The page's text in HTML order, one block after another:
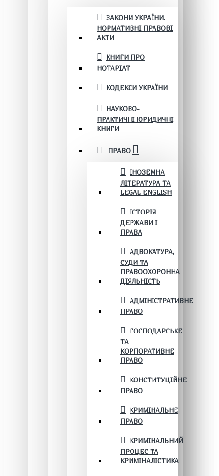
ЗАКОНИ УКРАЇНИ.
НОРМАТИВНІ ПРАВОВІ
АКТИ
КНИГИ ПРО
НОТАРІАТ
КОДЕКСИ УКРАЇНИ
НАУКОВО-
ПРАКТИЧНІ ЮРИДИЧНІ
КНИГИ
ПРАВО
ІНОЗЕМНА
ЛІТЕРАТУРА ТА
LEGAL ENGLISH
ІСТОРІЯ
ДЕРЖАВИ І
ПРАВА
АДВОКАТУРА,
СУДИ ТА
ПРАВООХОРОННА
ДІЯЛЬНІСТЬ
АДМІНІСТРАТИВНЕ
ПРАВО
ГОСПОДАРСЬКЕ
ТА
КОРПОРАТИВНЕ
ПРАВО
КОНСТИТУЦІЙНЕ
ПРАВО
КРИМІНАЛЬНЕ
ПРАВО
КРИМІНАЛЬНИЙ
ПРОЦЕС ТА
КРИМІНАЛІСТИКА